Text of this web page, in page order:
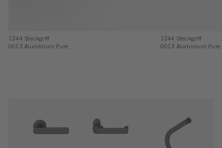
1244 Steckgriff
0013 Aluminium Pure
1244 Steckgriff
0013 Aluminium Pure